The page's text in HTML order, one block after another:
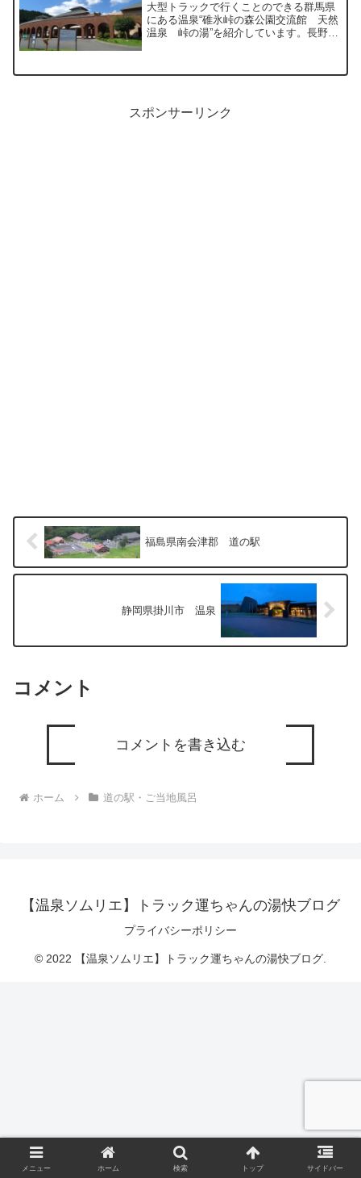
大型トラックで行くことのできる群馬県
にある温泉“碓氷峠の森公園交流館 天然
温泉 峠の湯”を紹介しています。長野県
スポンサーリンク
福島県南会津郡 道の駅
静岡県掛川市 温泉
コメント
コメントを書き込む
ホーム 道の駅・ご当地風呂
【温泉ソムリエ】トラック運ちゃんの湯快ブログ
プライバシーポリシー
© 2022 【温泉ソムリエ】トラック運ちゃんの湯快ブログ.
メニュー ホーム 検索 トップ サイドバー